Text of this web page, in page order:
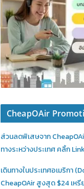
CheapOAir
ส่วนลดพิเสษจาก
ทางระหว่างประเทศ คลิ้ก
เดินทางในประเทศอเมริกา
CheapOAir สูงสุด $24 เห